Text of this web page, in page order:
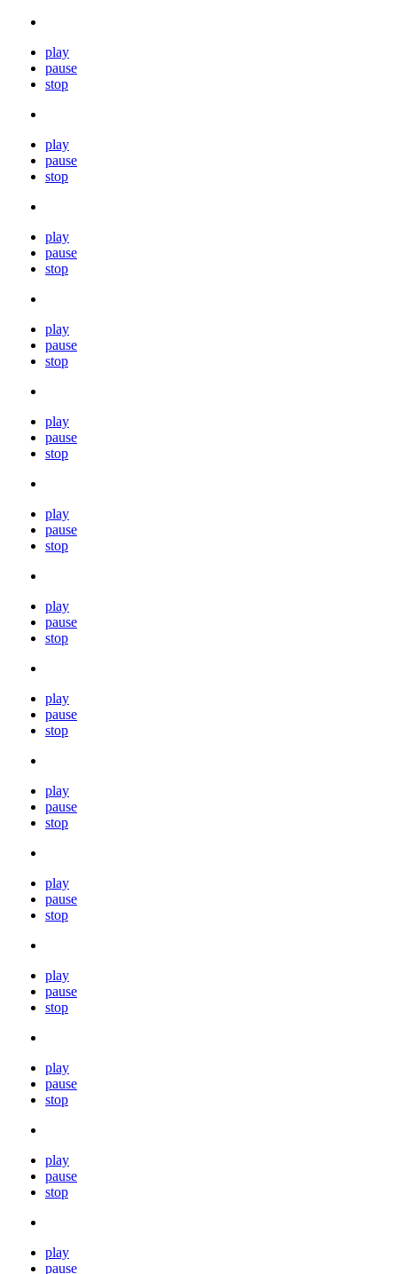
play
pause
stop
play
pause
stop
play
pause
stop
play
pause
stop
play
pause
stop
play
pause
stop
play
pause
stop
play
pause
stop
play
pause
stop
play
pause
stop
play
pause
stop
play
pause
stop
play
pause
stop
play
pause